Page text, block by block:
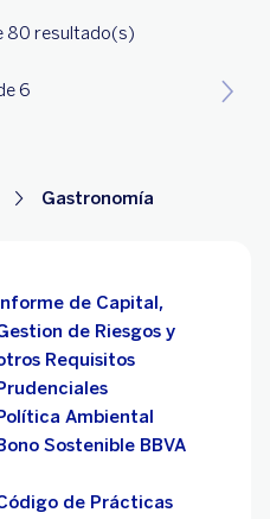
6
80 resultado(s)
Gastronomía
Informe de Capital,
de Riesgos y
Requisitos
Ambiental
Sostenible BBVA
de Prácticas